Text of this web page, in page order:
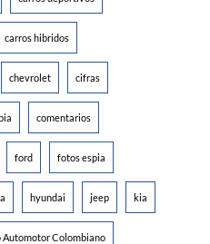
carros hibridos
chevrolet cifras
comentarios
ford fotos espia
hyundai jeep kia
Automotor Colombiano